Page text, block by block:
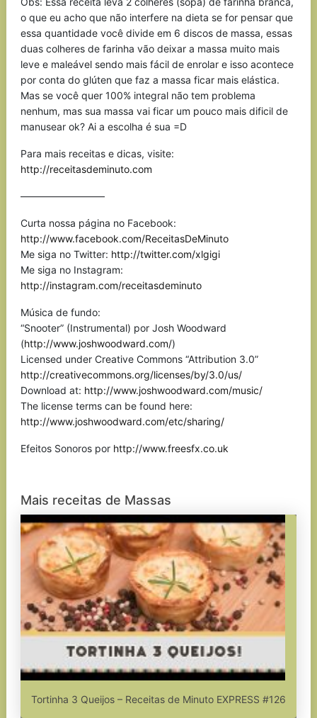
o que eu acho que não interfere na dieta se for pensar que
essa quantidade você divide em 6 discos de massa, essas
duas colheres de farinha vão deixar a massa muito mais
leve e maleável sendo mais fácil de enrolar e isso acontece
por conta do glúten que faz a massa ficar mais elástica.
Mas se você quer 100% integral não tem problema
nenhum, mas sua massa vai ficar um pouco mais dificil de
manusear ok? Ai a escolha é sua =D
Para mais receitas e dicas, visite:
http://receitasdeminuto.com
————————–
Curta nossa página no Facebook:
http://www.facebook.com/ReceitasDeMinuto
Me siga no Twitter: http://twitter.com/xlgigi
Me siga no Instagram:
http://instagram.com/receitasdeminuto
Música de fundo:
“Snooter” (Instrumental) por Josh Woodward
(http://www.joshwoodward.com/)
Licensed under Creative Commons “Attribution 3.0”
http://creativecommons.org/licenses/by/3.0/us/
Download at: http://www.joshwoodward.com/music/
The license terms can be found here:
http://www.joshwoodward.com/etc/sharing/
Efeitos Sonoros por http://www.freesfx.co.uk
Mais receitas de Massas
Tortinha 3 Queijos – Receitas de Minuto EXPRESS #126